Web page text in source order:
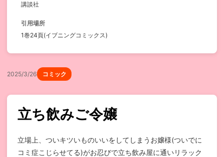
講談社
引用場所
1巻24頁(イブニングコミックス)
2025/3/26 コミック
立ち飲みご令嬢
立場上、ついキツいものいいをしてしまうお嬢様(ついでに
コミ症こじらせてる)がお忍びで立ち飲み屋に通いリラック